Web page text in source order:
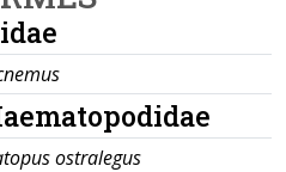
ostralegus